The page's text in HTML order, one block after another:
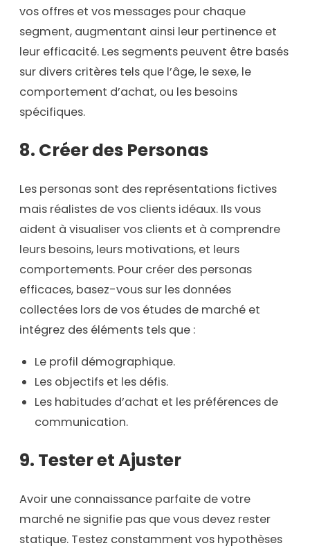
vos offres et vos messages pour chaque
segment, augmentant ainsi leur pertinence et
leur efficacité. Les segments peuvent être basés
sur divers critères tels que l’âge, le sexe, le
comportement d’achat, ou les besoins
spécifiques.
8. Créer des Personas
Les personas sont des représentations fictives
mais réalistes de vos clients idéaux. Ils vous
aident à visualiser vos clients et à comprendre
leurs besoins, leurs motivations, et leurs
comportements. Pour créer des personas
efficaces, basez-vous sur les données
collectées lors de vos études de marché et
intégrez des éléments tels que :
Le profil démographique.
Les objectifs et les défis.
Les habitudes d’achat et les préférences de
communication.
9. Tester et Ajuster
Avoir une connaissance parfaite de votre
marché ne signifie pas que vous devez rester
statique. Testez constamment vos hypothèses